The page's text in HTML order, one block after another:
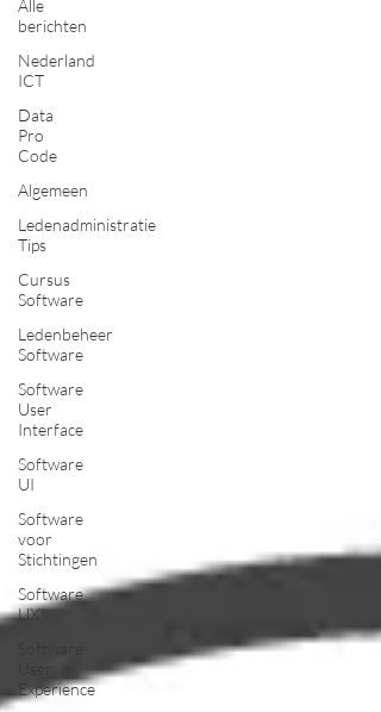
Alle
berichten
Nederland
ICT
Data
Pro
Code
Algemeen
Ledenadministratie
Tips
Cursus
Software
Ledenbeheer
Software
Software
User
Interface
Software
UI
Software
voor
Stichtingen
Software
UX
Experience